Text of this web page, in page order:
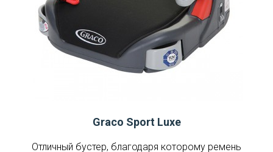
Graco Sport Luxe
Отличный бустер, благодаря которому ремень